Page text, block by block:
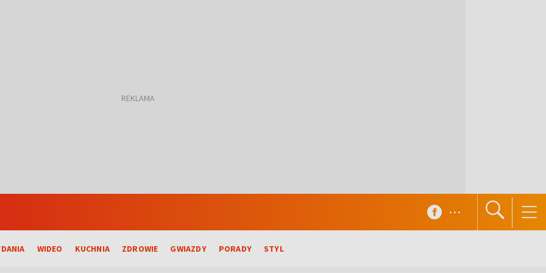
WIDEO KUCHNIA ZDROWIE GWIAZDY PORADY STYL
...